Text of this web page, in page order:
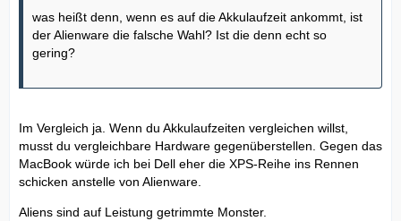
was heißt denn, wenn es auf die Akkulaufzeit ankommt, ist
der Alienware die falsche Wahl? Ist die denn echt so
gering?
Im Vergleich ja. Wenn du Akkulaufzeiten vergleichen willst,
musst du vergleichbare Hardware gegenüberstellen. Gegen das
MacBook würde ich bei Dell eher die XPS-Reihe ins Rennen
schicken anstelle von Alienware.
Aliens sind auf Leistung getrimmte Monster.